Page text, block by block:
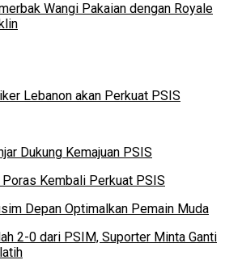
Wangi Pakaian dengan Royale
Lebanon akan Perkuat PSIS
Dukung Kemajuan PSIS
Poras Kembali Perkuat PSIS
Depan Optimalkan Pemain Muda
2-0 dari PSIM, Suporter Minta Ganti